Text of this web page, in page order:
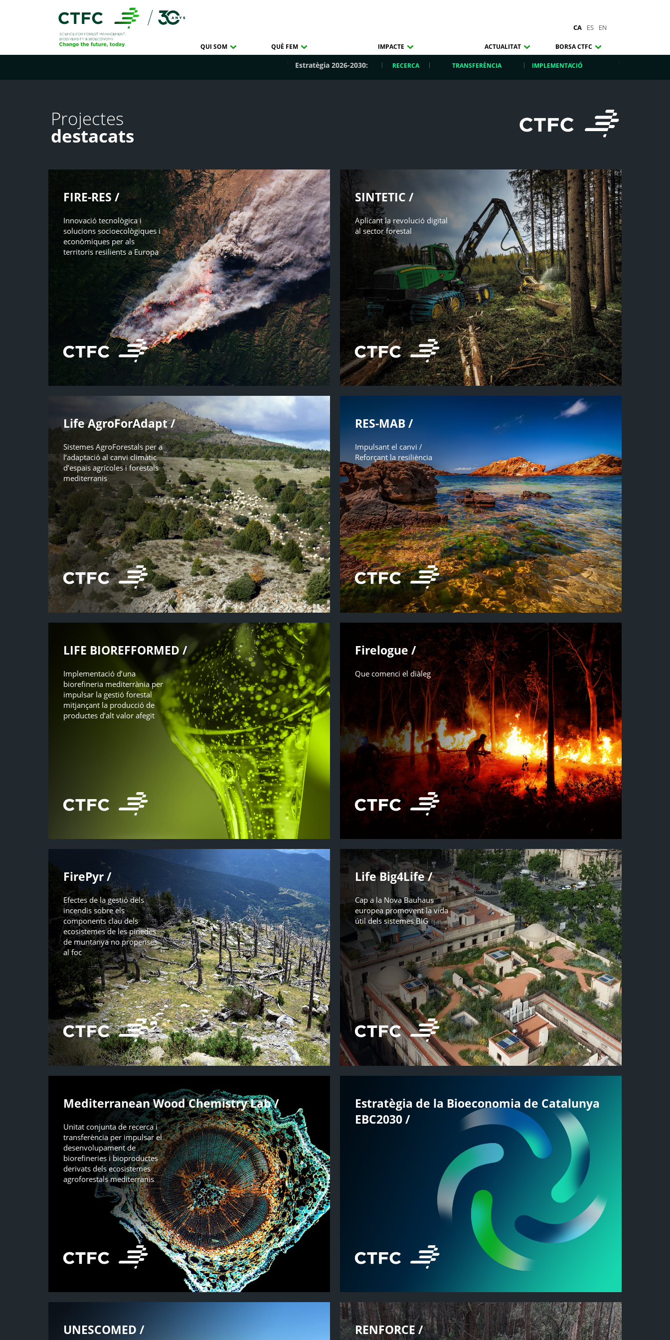
CA ES EN
QUI SOM QUÈ FEM IMPACTE ACTUALITAT BORSA CTFC
Estratègia 2026-2030: RECERCA TRANSFERÈNCIA IMPLEMENTACIÓ
Projectes
destacats
FIRE-RES /
Innovació tecnològica i
solucions socioecològiques i
econòmiques per als
territoris resilients a Europa
SINTETIC /
Aplicant la revolució digital
al sector forestal
Life AgroForAdapt /
Sistemes AgroForestals per a
l’adaptació al canvi climàtic
d’espais agrícoles i forestals
mediterranis
RES-MAB /
Impulsant el canvi /
Reforçant la resiliència
LIFE BIOREFFORMED /
Implementació d’una
biorefineria mediterrània per
impulsar la gestió forestal
mitjançant la producció de
productes d’alt valor afegit
Firelogue /
Que comenci el diàleg
FirePyr /
Efectes de la gestió dels
incendis sobre els
components clau dels
ecosistemes de les pinedes
de muntanya no propenses
al foc
Life Big4Life /
Cap a la Nova Bauhaus
europea promovent la vida
útil dels sistemes BIG
Mediterranean Wood Chemistry Lab /
Unitat conjunta de recerca i
transferència per impulsar el
desenvolupament de
biorefineries i bioproductes
derivats dels ecosistemes
agroforestals mediterranis
Estratègia de la Bioeconomia de Catalunya
EBC2030 /
UNESCOMED / RENFORCE /